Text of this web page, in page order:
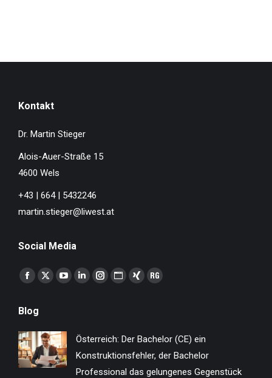
Kontakt
Dr. Martin Stieger
Alois-Auer-Straße 15
4600 Wels
+43 | 664 | 5432246
martin.stieger@liwest.at
Social Media
Finden Sie uns auf:
Facebook
opens
in
new
window
X
in
new
window
YouTube
in
new
window
Linkedin
new
window
Instagram
new
window
Website
new
window
XING
new
window
ResearchGate
new
window
Blog
Österreich: Der Bachelor (CE) ein
Konstruktionsfehler, der Bachelor
Professional das gelungenes Gegenstück